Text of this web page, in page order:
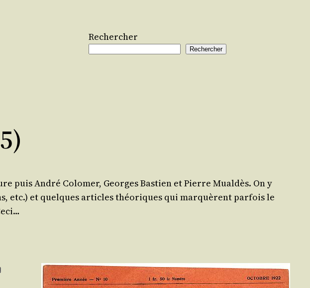
Rechercher
Rechercher
puis André Colo­mer, Georges Bas­tien et Pierre Mual­dès. On y
etc.) et quelques articles théo­riques qui mar­quèrent par­fois le